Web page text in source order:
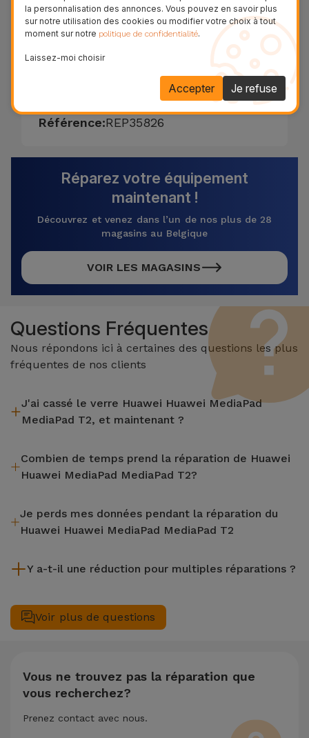
MediaPad T2 en seulement 20 minutes. La
garantie de remplacement de la vitre du
Huawei MediaPad T2 est de deux ans sur les
fonctions tactiles et LCD.
Référence:REP35826
Réparez votre équipement
maintenant !
Découvrez et venez dans l’un de nos plus de 28
magasins au Belgique
VOIR LES MAGASINS
Questions Fréquentes
Nous répondons ici à certaines des questions les plus
fréquentes de nos clients
J'ai cassé le verre Huawei Huawei MediaPad
MediaPad T2, et maintenant ?
de 2 ans. Trouvez le magasin le plus proche.
Combien de temps prend la réparation de Huawei
Huawei MediaPad MediaPad T2?
l'écran, sont effectuées en environ 20 à 30 minutes.
Je perds mes données pendant la réparation du
Huawei Huawei MediaPad MediaPad T2
il est toujours recommandé de faire une sauvegarde. La page
des fichiers.
Y a-t-il une réduction pour multiples réparations ?
complète de votre équipement. Si votre Huawei Huawei
MediaPad MediaPad T2 nécessite deux ou plusieurs
réparation la moins chère.
Voir plus de questions
Vous ne trouvez pas la réparation que
vous recherchez?
Prenez contact avec nous.
la personnalisation des annonces. Vous pouvez en savoir plus
sur notre utilisation des cookies ou modifier votre choix à tout
moment sur notre politique de confidentialité.
Laissez-moi choisir
Je refuse
Accepter